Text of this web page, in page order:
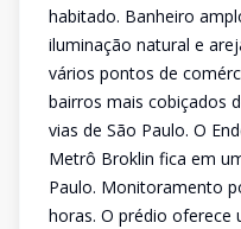
habitado. Banheiro
iluminação natural e
vários pontos de
bairros mais cobiçados
vias de São Paulo. O
Metrô Broklin fica em
Paulo. Monitoramento
horas. O prédio oferece